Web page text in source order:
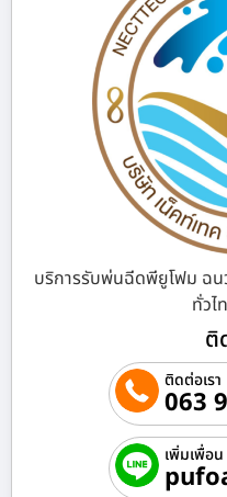
บริการรับพ่นฉีดพียูโฟม ฉ
ทั่วไ
ติ
ติดต่อเรา
063
เพิ่มเพื่อ